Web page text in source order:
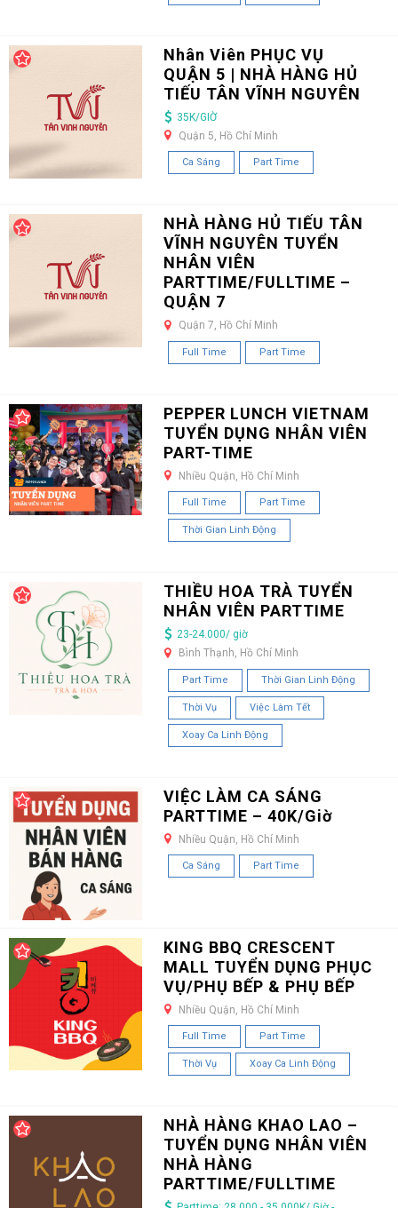
Nhân Viên PHỤC VỤ
QUẬN 5 | NHÀ HÀNG HỦ
TIẾU TÂN VĨNH NGUYÊN
35K/GIỜ
Quận 5, Hồ Chí Minh
Ca Sáng Part Time
NHÀ HÀNG HỦ TIẾU TÂN
VĨNH NGUYÊN TUYỂN
NHÂN VIÊN
PARTTIME/FULLTIME –
QUẬN 7
Quận 7, Hồ Chí Minh
Full Time Part Time
PEPPER LUNCH VIETNAM
TUYỂN DỤNG NHÂN VIÊN
PART-TIME
Nhiều Quận, Hồ Chí Minh
Full Time Part Time
Thời Gian Linh Động
THIỀU HOA TRÀ TUYỂN
NHÂN VIÊN PARTTIME
23-24.000/ giờ
Bình Thạnh, Hồ Chí Minh
Part Time Thời Gian Linh Động
Thời Vụ Việc Làm Tết
Xoay Ca Linh Động
VIỆC LÀM CA SÁNG
PARTTIME – 40K/Giờ
Nhiều Quận, Hồ Chí Minh
Ca Sáng Part Time
KING BBQ CRESCENT
MALL TUYỂN DỤNG PHỤC
VỤ/PHỤ BẾP & PHỤ BẾP
Nhiều Quận, Hồ Chí Minh
Full Time Part Time
Thời Vụ Xoay Ca Linh Động
NHÀ HÀNG KHAO LAO –
TUYỂN DỤNG NHÂN VIÊN
NHÀ HÀNG
PARTTIME/FULLTIME